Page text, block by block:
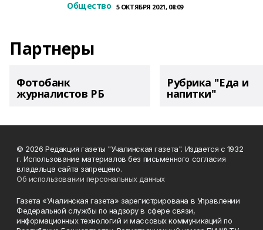
Общество 5 ОКТЯБРЯ 2021, 08:09
Партнеры
Фотобанк
журналистов РБ
Рубрика "Еда и
напитки"
© 2026 Редакция газеты "Учалинская газета". Издается с 1932
г. Использование материалов без письменного согласия
владельца сайта запрещено.
Об использовании персональных данных
Газета «Учалинская газета» зарегистрирована в Управлении
Федеральной службы по надзору в сфере связи,
информационных технологий и массовых коммуникаций по